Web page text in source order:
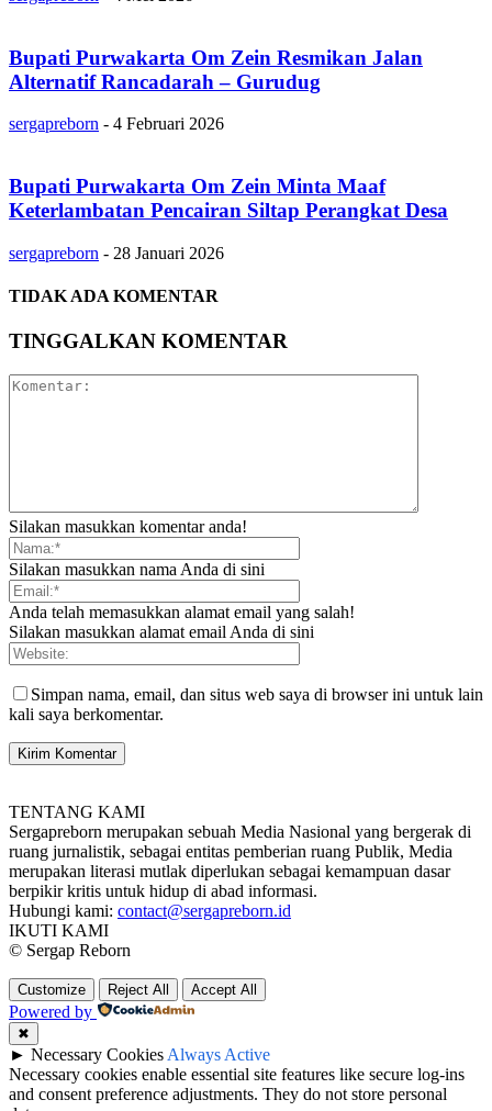
Bupati Purwakarta Om Zein Resmikan Jalan
Alternatif Rancadarah – Gurudug
sergapreborn - 4 Februari 2026
Bupati Purwakarta Om Zein Minta Maaf
Keterlambatan Pencairan Siltap Perangkat Desa
sergapreborn - 28 Januari 2026
TIDAK ADA KOMENTAR
TINGGALKAN KOMENTAR
Silakan masukkan komentar anda!
Silakan masukkan nama Anda di sini
Anda telah memasukkan alamat email yang salah!
Silakan masukkan alamat email Anda di sini
Simpan nama, email, dan situs web saya di browser ini untuk lain
kali saya berkomentar.
TENTANG KAMI
Sergapreborn merupakan sebuah Media Nasional yang bergerak di
ruang jurnalistik, sebagai entitas pemberian ruang Publik, Media
merupakan literasi mutlak diperlukan sebagai kemampuan dasar
berpikir kritis untuk hidup di abad informasi.
Hubungi kami: contact@sergapreborn.id
IKUTI KAMI
© Sergap Reborn
Customize Reject All Accept All
Powered by
✖
► Necessary Cookies Always Active
Necessary cookies enable essential site features like secure log-ins
and consent preference adjustments. They do not store personal